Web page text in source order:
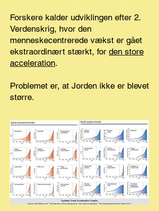
Forskere kalder udviklingen efter 2.
Verdenskrig, hvor den
menneskecentrerede vækst er gået
ekstraordinært stærkt, for den store
acceleration.
Problemet er, at Jorden ikke er blevet
større.